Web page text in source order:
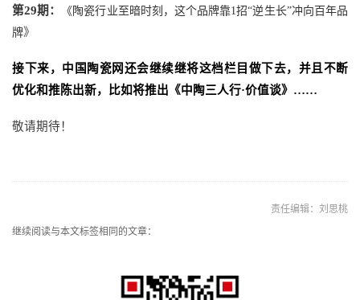
第29期： 《 陶瓷行业至暗时刻，这个品牌靠1招“逆生长”冲向百年品
牌》
接下来，中国陶瓷网还会继续继将这档栏目做下去，并且不断
优化和推陈出新，比如将推出《中陶三人行·价值谈》……
敬请期待！
责任编辑：刘思桃
继续阅读与本文标签相同的文章：